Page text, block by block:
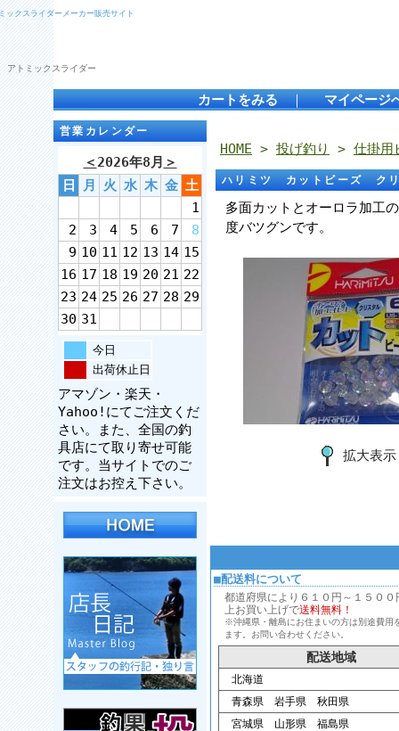
ックスライダーメーカー販売サイト
トミックスライダー
カートをみる ｜ マイページ
営業カレンダー
＜2026年8月 ＞
日
月 火 水 木 金 土
1
2
3 4 5 6 7
8
9 10 11 12 13 14 15
16 17 18 19 20 21 22
23 24 25 26 27 28 29
30 31
今日
出荷休止日
アマゾン・楽天・
Yahoo!にてご注文くだ
さい。また、全国の釣
具店にて取り寄せ可能
です。当サイトでのご
注文はお控え下さい。
HOME > 投げ釣り > 仕掛用
ハリミツ カットビーズ ク
多面カットとオーロラ加工
度バツグンです。
拡大表示
■配送料について
都道府県により６１０円～１５０
上お買い上げで送料無料！
※沖縄県・離島にお住まいの方は別途費用
ます。お問い合わせください。
配送地域
北海道
青森県 岩手県 秋田県
宮城県 山形県 福島県